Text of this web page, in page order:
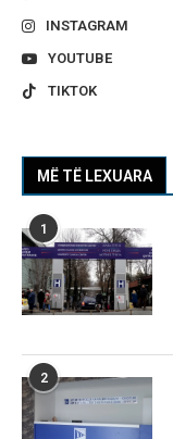
INSTAGRAM
YOUTUBE
TIKTOK
MË TË LEXUARA
1
2